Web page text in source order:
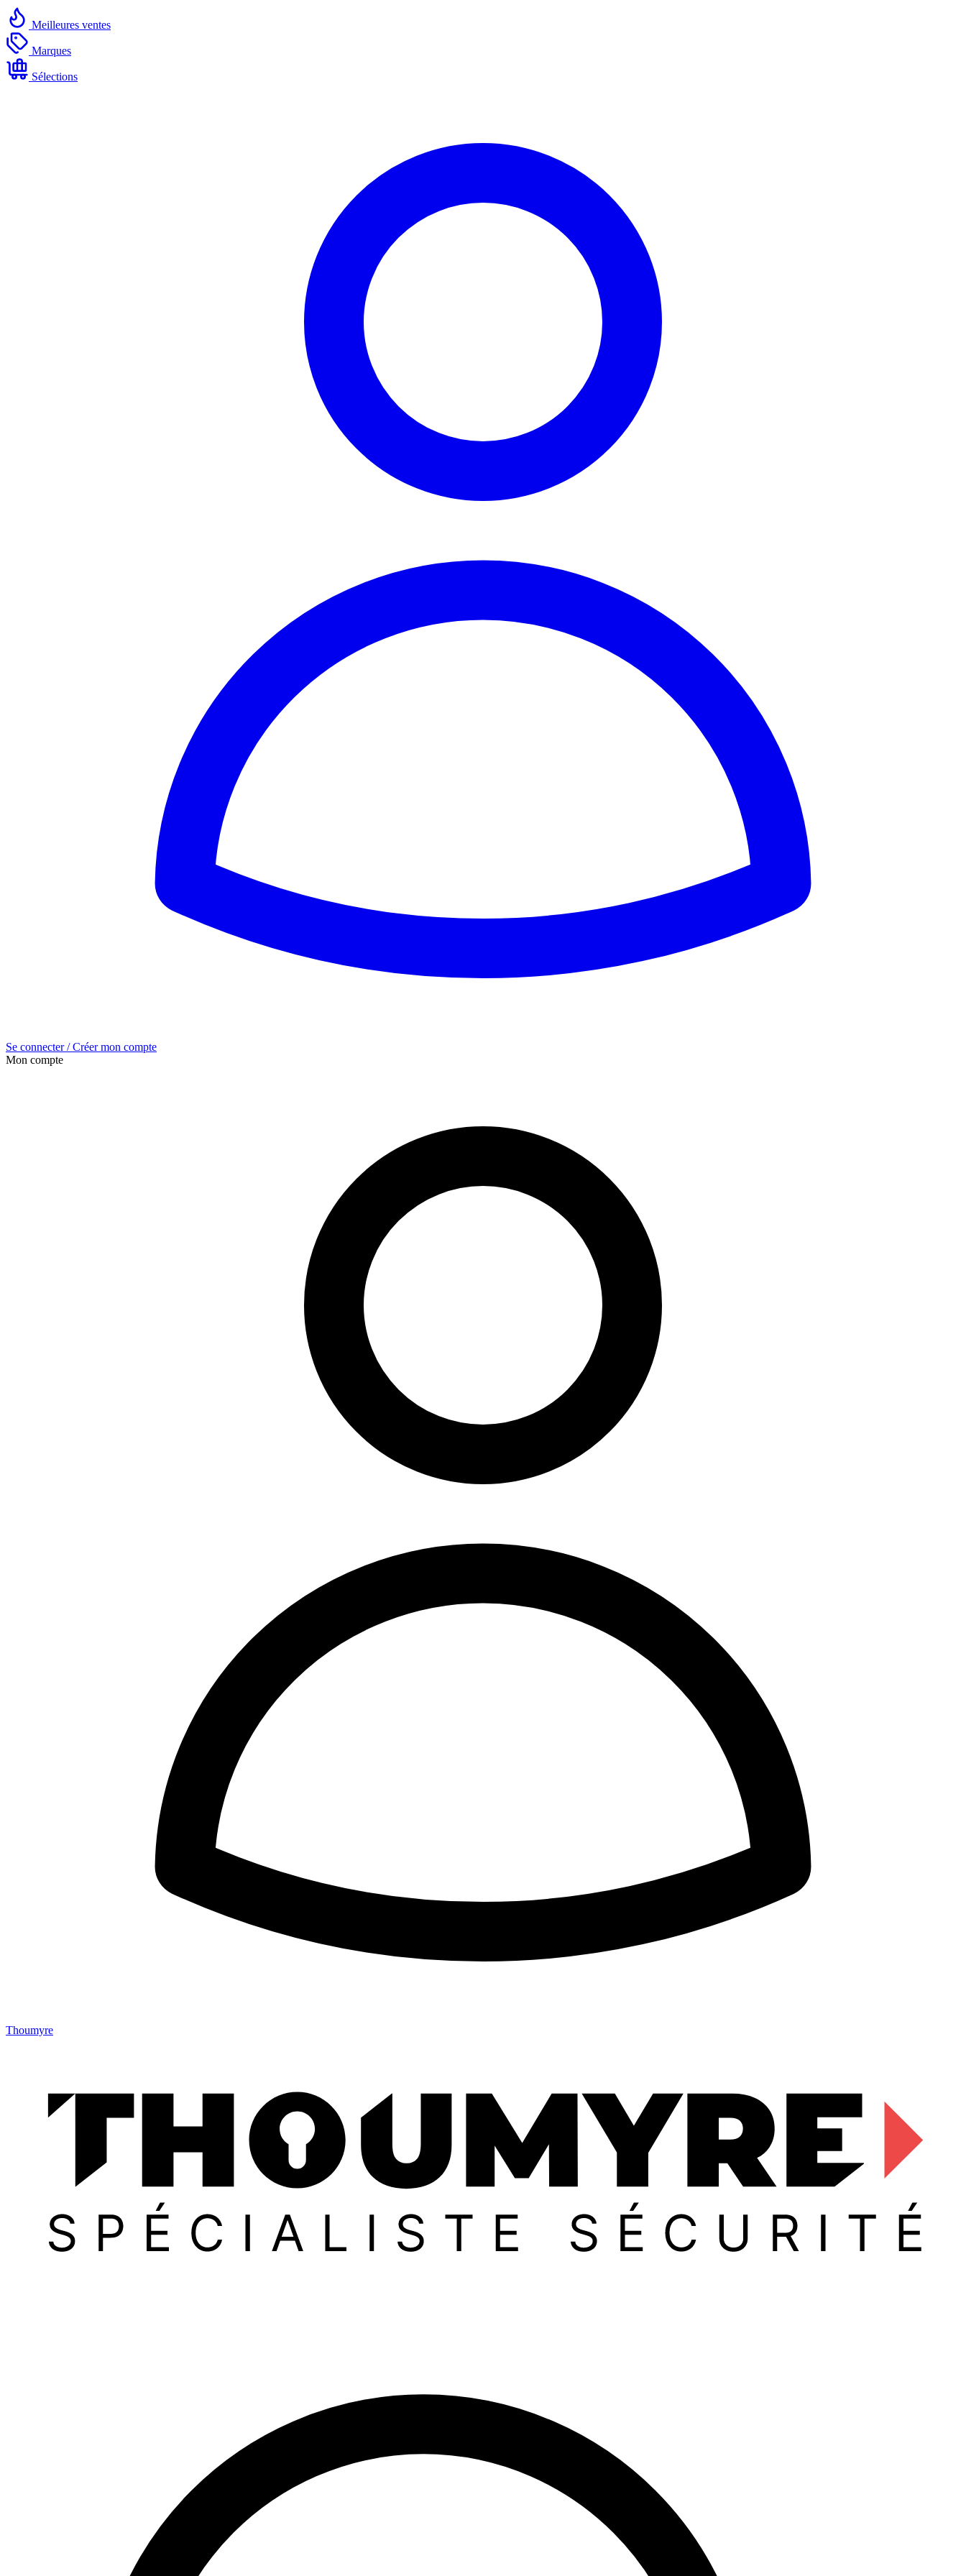
Meilleures ventes
Marques
Sélections
Se connecter / Créer mon compte
Mon compte
Thoumyre